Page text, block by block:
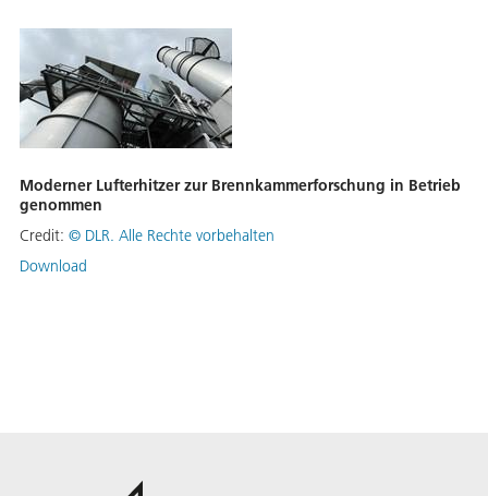
Moderner Lufterhitzer zur Brennkammerforschung in Betrieb
genommen
Credit: © DLR. Alle Rechte vorbehalten
Download